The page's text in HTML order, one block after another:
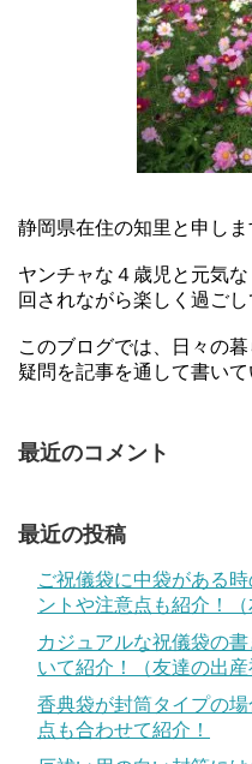
静岡県在住の知里と申しま
ヤンチャな４歳児と元気
回されながら楽しく過ごし
このブログでは、日々の
疑問を記事を通して書いて
最近のコメント
最近の投稿
ご祝儀袋に中袋がある
ントや注意点も紹介！（
カジュアルな祝儀袋の
いて紹介！（友達の出産
香典袋が封筒タイプの
点も合わせて紹介！